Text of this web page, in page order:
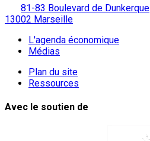
81-83 Boulevard de Dunkerque
13002 Marseille
L'agenda économique
Médias
Plan du site
Ressources
Avec le soutien de